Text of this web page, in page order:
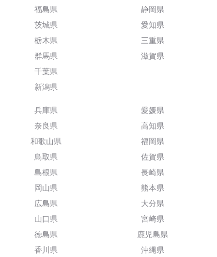
福島県
茨城県
栃木県
群馬県
千葉県
新潟県
静岡県
愛知県
三重県
滋賀県
兵庫県
奈良県
和歌山県
鳥取県
島根県
岡山県
広島県
山口県
徳島県
香川県
愛媛県
高知県
福岡県
佐賀県
長崎県
熊本県
大分県
宮崎県
鹿児島県
沖縄県